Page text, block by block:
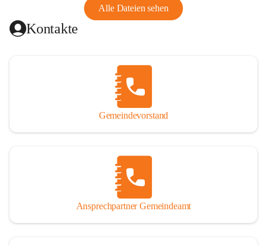
Alle Dateien sehen
Kontakte
Gemeindevorstand
Ansprechpartner Gemeindeamt